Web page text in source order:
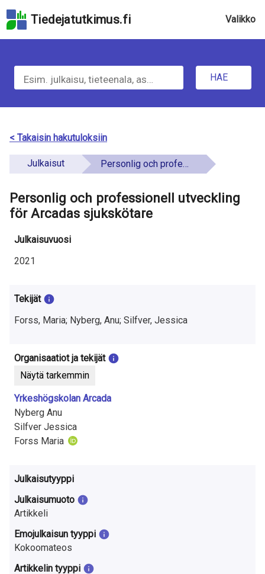
hakukenttään
pääsisältöön
Hyppää
saavutettavuusselosteeseen
Tiedejatutkimus.fi Valikko
e
H
a
e
t
t
o
a
t
u
t
i
m
u
k
s
e
s
t
a
S
HAE
< Takaisin hakutuloksiin
Julkaisut Personlig och professionell utveckling för Arcadas sjukskötare
Personlig och professionell utveckling
för Arcadas sjukskötare
Julkaisuvuosi
2021
Tekijät
Forss, Maria; Nyberg, Anu; Silfver, Jessica
Organisaatiot ja tekijät
Näytä tarkemmin
Yrkeshögskolan Arcada
Nyberg Anu
Silfver Jessica
Forss Maria
Julkaisutyyppi
Julkaisumuoto
Artikkeli
Emojulkaisun tyyppi
Kokoomateos
Artikkelin tyyppi